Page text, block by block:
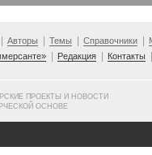
Авторы Темы Справочники
Редакция Контакты
ПРОЕКТЫ И НОВОСТИ
ОСНОВЕ